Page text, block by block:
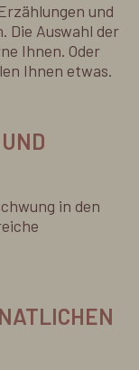
und
Die Auswahl der
Ihnen. Oder
Ihnen etwas.
in den